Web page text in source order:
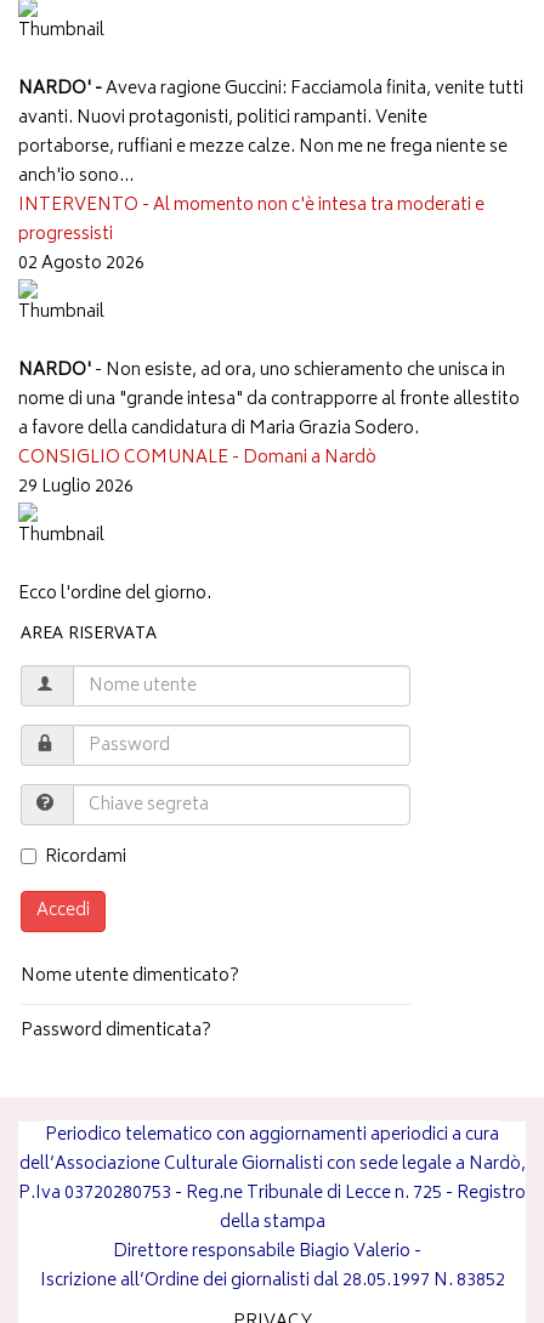
NARDO' -Aveva ragione Guccini: Facciamola finita, venite tutti
avanti. Nuovi protagonisti, politici rampanti. Venite
portaborse, ruffiani e mezze calze. Non me ne frega niente se
anch'io sono...
INTERVENTO - Al momento non c'è intesa tra moderati e
progressisti
02 Agosto 2026
NARDO'- Non esiste, ad ora, uno schieramento che unisca in
nome di una "grande intesa" da contrapporre al fronte allestito
a favore della candidatura di Maria Grazia Sodero.
CONSIGLIO COMUNALE - Domani a Nardò
29 Luglio 2026
Ecco l'ordine del giorno.
AREA RISERVATA
Ricordami
Accedi
Nome utente dimenticato?
Password dimenticata?
Periodico telematico con aggiornamenti aperiodici a cura
dell’Associazione Culturale Giornalisti con sede legale a Nardò,
P.Iva 03720280753 - Reg.ne Tribunale di Lecce n. 725 - Registro
della stampa
Direttore responsabileBiagio Valerio -
Iscrizione all’Ordine dei giornalisti dal 28.05.1997 N. 83852